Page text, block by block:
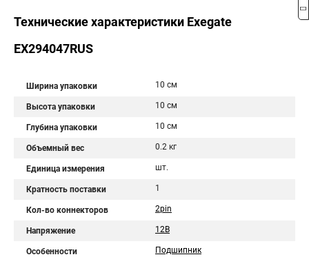
Технические характеристики Exegate
EX294047RUS
Ширина упаковки 10 см
Высота упаковки 10 см
Глубина упаковки 10 см
Объемный вес 0.2 кг
Единица измерения шт.
Кратность поставки 1
Кол-во коннекторов 2pin
Напряжение 12В
Особенности Подшипник